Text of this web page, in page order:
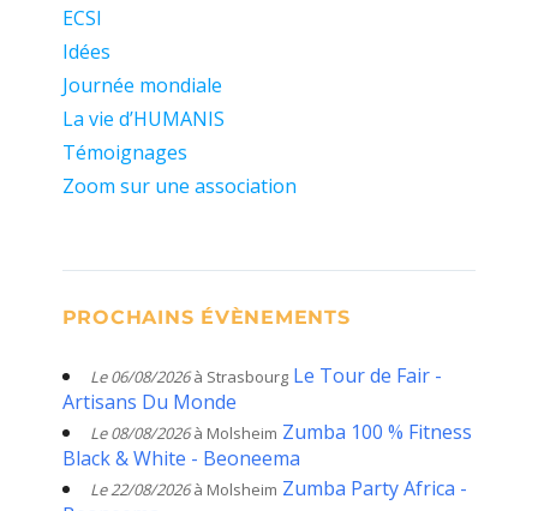
ECSI
Idées
Journée mondiale
La vie d’HUMANIS
Témoignages
Zoom sur une association
PROCHAINS ÉVÈNEMENTS
Le 06/08/2026à Strasbourg Le Tour de Fair -
Artisans Du Monde
Le 08/08/2026à Molsheim Zumba 100 % Fitness
Black & White - Beoneema
Le 22/08/2026à Molsheim Zumba Party Africa -